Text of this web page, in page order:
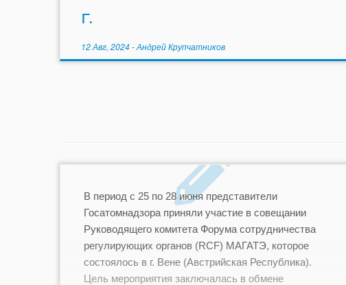
г.
12 Авг, 2024 -Андрей Крупчатников
В период с 25 по 28 июня представители
Госатомнадзора приняли участие в совещании
Руководящего комитета Форума сотрудничества
регулирующих органов (RCF) МАГАТЭ, которое
состоялось в г. Вене (Австрийская Республика).
Цель мероприятия заключалась в обмене